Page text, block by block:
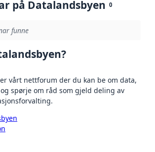
på Datalandsbyen 0
funne
vårt nettforum der du kan be om data,
spørje om råd som gjeld deling av